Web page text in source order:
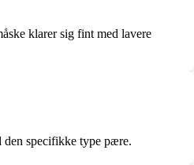
klarer sig fint med lavere
den specifikke type pære.